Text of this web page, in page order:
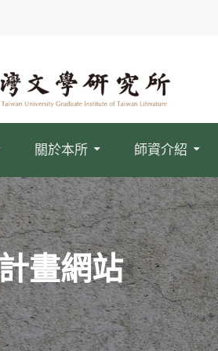
關於本所 師資介紹
畫網站